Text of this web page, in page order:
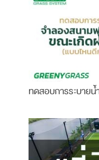
ทดสอบการระบาย